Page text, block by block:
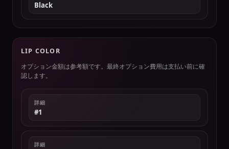
Black
LIP COLOR
オプション金額は参考額です。最終オプション費用は支払い前に確
認します。
詳細
#1
詳細